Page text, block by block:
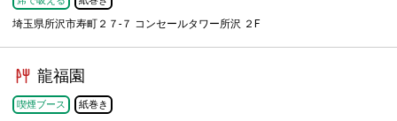
埼玉県所沢市寿町２７-７ コンセールタワー所沢 ２F
龍福園
喫煙ブース 紙巻き